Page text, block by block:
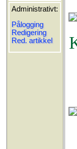
Administrativt:
Pålogging
Redigering
Red. artikkel